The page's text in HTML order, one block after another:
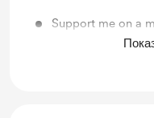
Support me on a
Unlock exclusive